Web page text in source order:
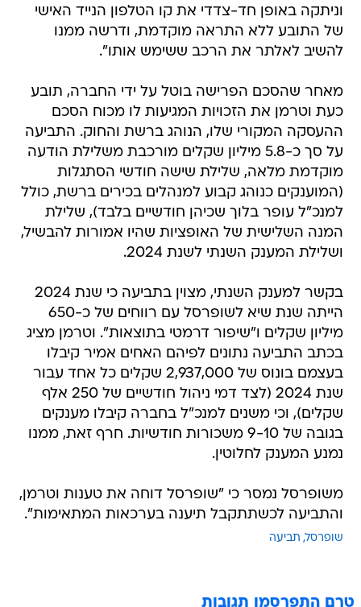
וניתקה באופן חד-צדדי את קו הטלפון הנייד האישי
של התובע ללא התראה מוקדמת, ודרשה ממנו
להשיב לאלתר את הרכב ששימש אותו".
מאחר שהסכם הפרישה בוטל על ידי החברה, תובע
כעת וטרמן את הזכויות המגיעות לו מכוח הסכם
ההעסקה המקורי שלו, הנוהג ברשת והחוק. התביעה
על סך כ-5.8 מיליון שקלים מורכבת משלילת הודעה
מוקדמת מלאה, שלילת שישה חודשי הסתגלות
(המוענקים כנוהג קבוע למנהלים בכירים ברשת, כולל
למנכ"ל עופר בלוך שכיהן חודשיים בלבד), שלילת
המנה השלישית של האופציות שהיו אמורות להבשיל,
ושלילת המענק השנתי לשנת 2024.
בקשר למענק השנתי, מצוין בתביעה כי שנת 2024
הייתה שנת שיא לשופרסל עם רווחים של כ-650
מיליון שקלים ו"שיפור דרמטי בתוצאות". וטרמן מציג
בכתב התביעה נתונים לפיהם האחים אמיר קיבלו
בעצמם בונוס של 2,937,000 שקלים כל אחד עבור
שנת 2024 (לצד דמי ניהול חודשיים של 250 אלף
שקלים), וכי משנים למנכ"ל בחברה קיבלו מענקים
בגובה של 9-10 משכורות חודשיות. חרף זאת, ממנו
נמנע המענק לחלוטין.
משופרסל נמסר כי "שופרסל דוחה את טענות וטרמן,
והתביעה לכשתתקבל תיענה בערכאות המתאימות".
שופרסל תביעה
טרם התפרסמו תגובות